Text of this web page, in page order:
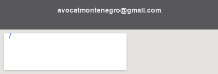
avocatmontenegro@gmail.com